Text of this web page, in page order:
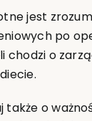
jest
po
chodzi o
także o